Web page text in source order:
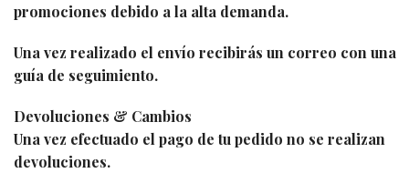
promociones debido a la alta demanda.
Una vez realizado el envío recibirás un correo con una
guía de seguimiento.
Devoluciones & Cambios
Una vez efectuado el pago de tu pedido no se realizan
devoluciones.